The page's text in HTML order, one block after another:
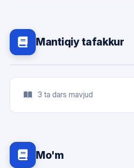
Mantiqiy tafakkur
3 ta dars mavjud
Mo'm